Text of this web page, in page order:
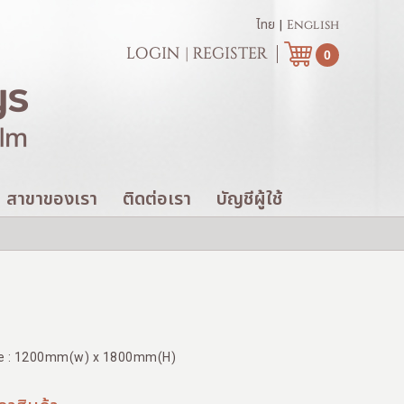
ไทย English
0
LOGIN REGISTER
สาขาของเรา ติดต่อเรา บัญชีผู้ใช้
: 1200mm(w) x 1800mm(H)